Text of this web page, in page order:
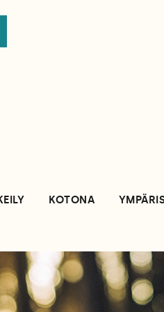
KOTONA